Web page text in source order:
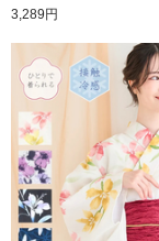
3,289円